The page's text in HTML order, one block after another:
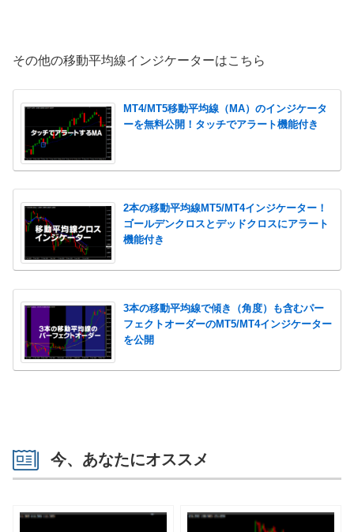
その他の移動平均線インジケーターはこちら
MT4/MT5移動平均線（MA）のインジケータ
ーを無料公開！タッチでアラート機能付き
2本の移動平均線MT5/MT4インジケーター！
ゴールデンクロスとデッドクロスにアラート
機能付き
3本の移動平均線で傾き（角度）も含むパー
フェクトオーダーのMT5/MT4インジケーター
を公開
今、あなたにオススメ